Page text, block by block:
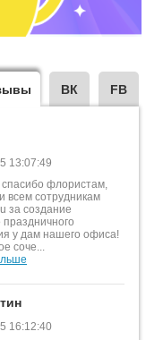
ВК FB
13:07:49
флористам,
всем сотрудникам
за создание
праздничного
у дам нашего офиса!
соче...
16:12:40